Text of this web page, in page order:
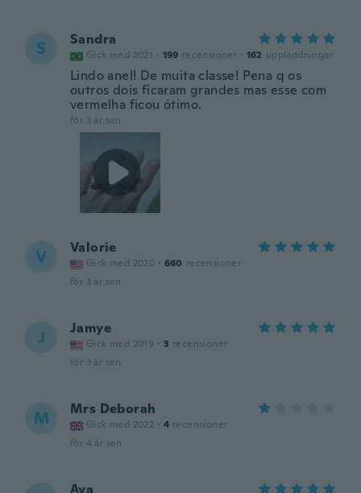
S Sandra
Gick med 2021 · 199 recensioner · 162 uppladdningar
Lindo anel! De muita classe! Pena q os
outros dois ficaram grandes mas esse com
vermelha ficou ótimo.
för 3 år sen
V Valorie
Gick med 2020 · 660 recensioner
för 3 år sen
J Jamye
Gick med 2019 · 3 recensioner
för 3 år sen
M Mrs Deborah
Gick med 2022 · 4 recensioner
för 4 år sen
Ava